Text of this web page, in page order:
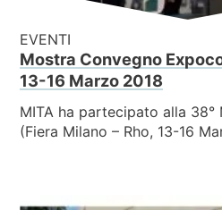
EVENTI
Mostra Convegno
13-16 Marzo 2018
MITA ha partecipato alla 38°
(Fiera Milano – Rho, 13-16